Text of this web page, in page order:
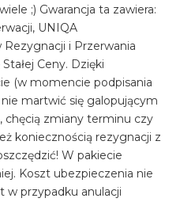
;) Gwarancja ta zawiera:
UNIQA
i Przerwania
Ceny. Dzięki
(w momencie podpisania
martwić się galopującym
chęcią zmiany terminu czy
koniecznością rezygnacji z
W pakiecie
Koszt ubezpieczenia nie
w przypadku anulacji